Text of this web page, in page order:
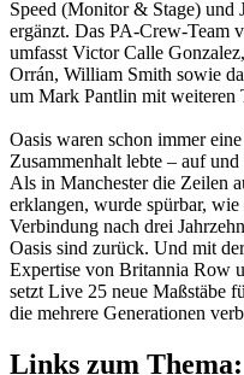
Speed (Monitor & Stage) und
ergänzt. Das PA-Crew-Team
umfasst Victor Calle
Orrán, William Smith sowie
um Mark Pantlin mit weiteren
Oasis waren schon immer
Zusammenhalt lebte – auf
Als in Manchester die Zeilen
erklangen, wurde spürbar, wie
Verbindung nach drei
Oasis sind zurück. Und mit
Expertise von Britannia Row
setzt Live 25 neue Maßstäbe
die mehrere Generationen
Links zum Thema: